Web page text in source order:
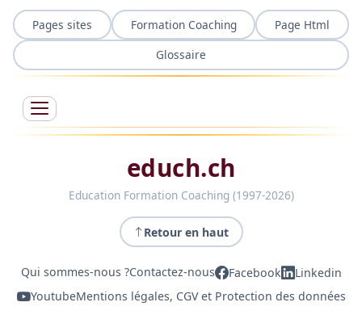
Pages sites Formation Coaching
Page Html
Glossaire
educh.ch
Education Formation Coaching (1997-2026)
Retour en haut
Qui sommes-nous ?Contactez-nous Facebook
Linkedin
YoutubeMentions légales, CGV et Protection des données